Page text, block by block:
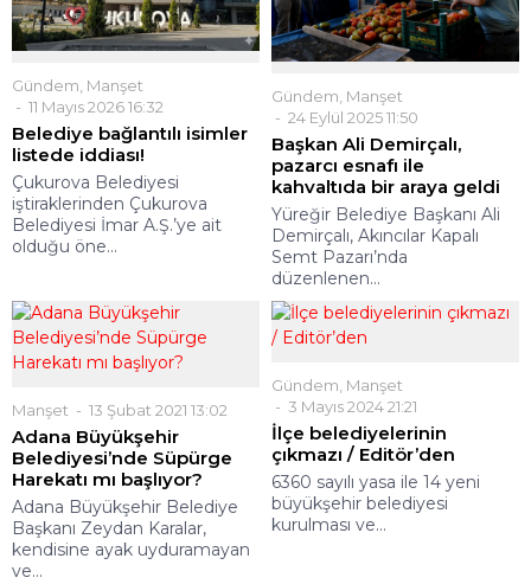
Gündem Manşet
11 Mayıs 2026 16:32
Belediye bağlantılı isimler
listede iddiası!
Çukurova Belediyesi
iştiraklerinden Çukurova
Belediyesi İmar A.Ş.’ye ait
olduğu öne...
Gündem Manşet
24 Eylül 2025 11:50
Başkan Ali Demirçalı,
pazarcı esnafı ile
kahvaltıda bir araya geldi
Yüreğir Belediye Başkanı Ali
Demirçalı, Akıncılar Kapalı
Semt Pazarı’nda
düzenlenen...
Manşet 13 Şubat 2021 13:02
Adana Büyükşehir
Belediyesi’nde Süpürge
Harekatı mı başlıyor?
Adana Büyükşehir Belediye
Başkanı Zeydan Karalar,
kendisine ayak uyduramayan
ve...
Gündem Manşet
3 Mayıs 2024 21:21
İlçe belediyelerinin
çıkmazı / Editör’den
6360 sayılı yasa ile 14 yeni
büyükşehir belediyesi
kurulması ve...